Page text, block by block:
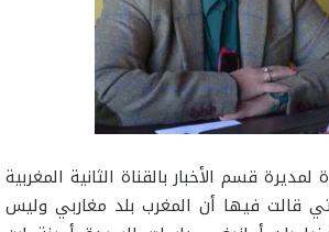
لمديرة قسم الأخبار بالقناة الثانية المغربية
قالت فيها أن المغرب بلد مغاربي وليس